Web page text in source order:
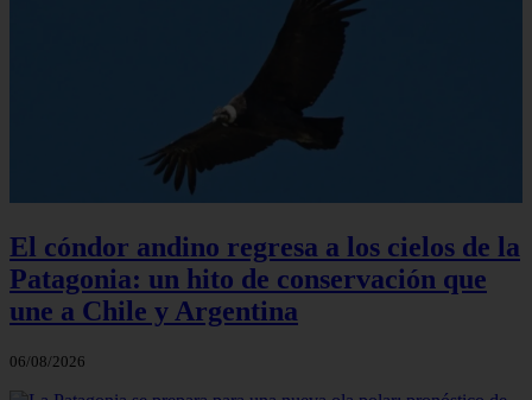
El cóndor andino regresa a los cielos de la
Patagonia: un hito de conservación que
une a Chile y Argentina
06/08/2026